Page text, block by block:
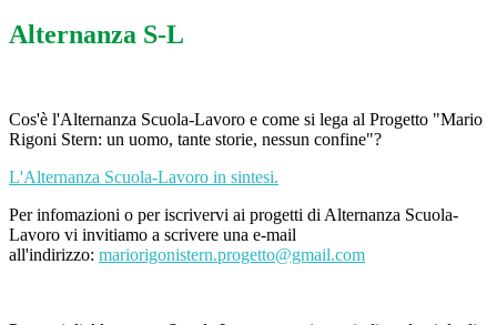
Alternanza S-L
Cos'è l'Alternanza Scuola-Lavoro e come si lega al Progetto "Mario
Rigoni Stern: un uomo, tante storie, nessun confine"?
L'Alternanza Scuola-Lavoro in sintesi.
Per infomazioni o per iscrivervi ai progetti di Alternanza Scuola-
Lavoro vi invitiamo a scrivere una e-mail
all'indirizzo: mariorigonistern.progetto@gmail.com